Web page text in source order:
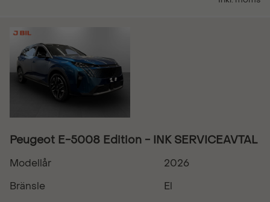
Peugeot E-5008 Edition - INK SERVICEAVTAL
Modellår
2026
Bränsle
El